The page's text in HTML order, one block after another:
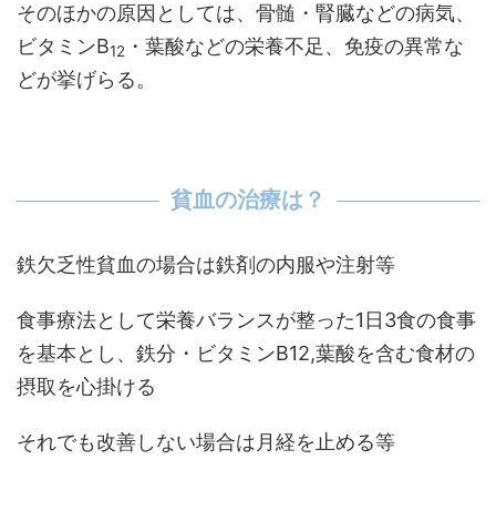
そのほかの原因としては、骨髄・腎臓などの病気、
ビタミンB12 ・葉酸などの栄養不足、免疫の異常な
どが挙げらる。
貧血の治療は？
鉄欠乏性貧血の場合は鉄剤の内服や注射等
食事療法として栄養バランスが整った1日3食の食事
を基本とし、鉄分・ビタミンB12,葉酸を含む食材の
摂取を心掛ける
それでも改善しない場合は月経を止める等